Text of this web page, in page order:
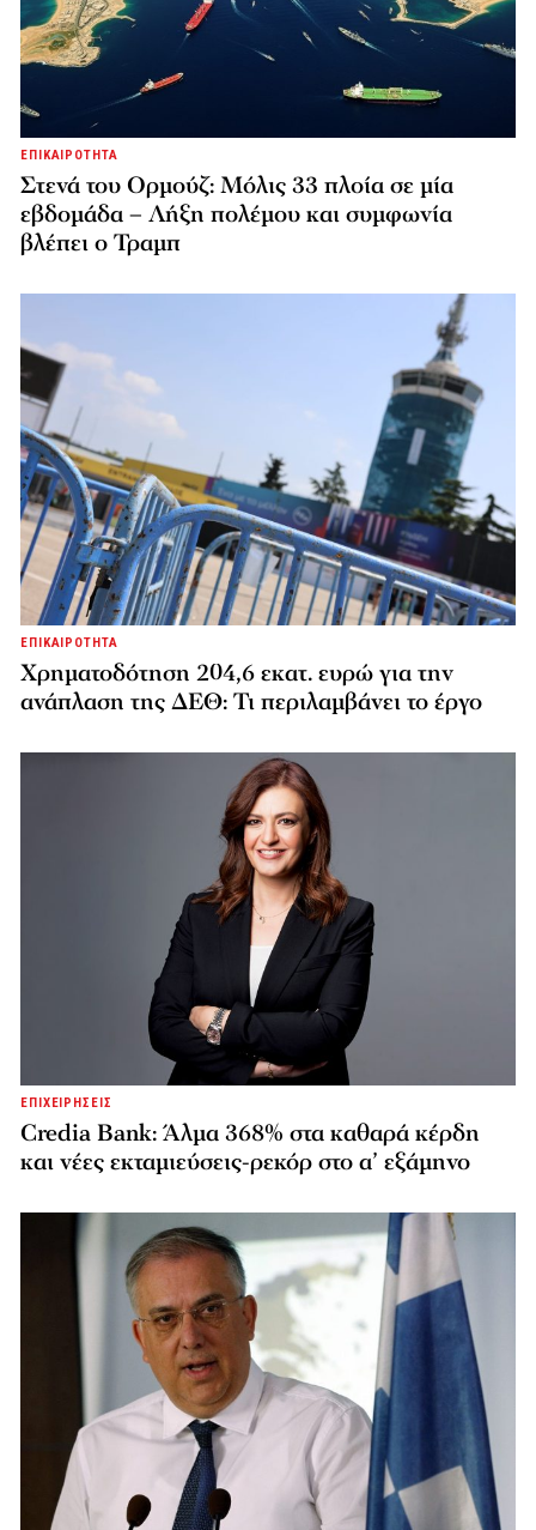
ΕΠΙΚΑΙΡΟΤΗΤΑ
Στενά του Ορμούζ: Μόλις 33 πλοία σε μία
εβδομάδα – Λήξη πολέμου και συμφωνία
βλέπει ο Τραμπ
ΕΠΙΚΑΙΡΟΤΗΤΑ
Χρηματοδότηση 204,6 εκατ. ευρώ για την
ανάπλαση της ΔΕΘ: Τι περιλαμβάνει το έργο
ΕΠΙΧΕΙΡΗΣΕΙΣ
Credia Bank: Άλμα 368% στα καθαρά κέρδη
και νέες εκταμιεύσεις-ρεκόρ στο α’ εξάμηνο